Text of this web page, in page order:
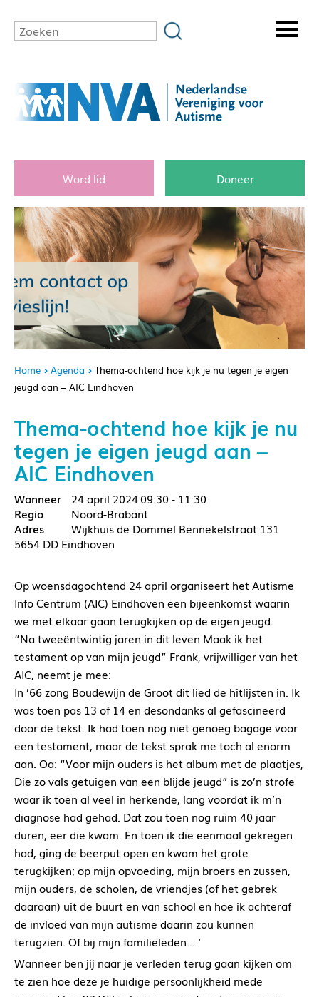
Word lid Doneer
Home Agenda
Thema-ochtend hoe kijk je nu tegen je eigen
jeugd aan – AIC Eindhoven
Thema-ochtend hoe kijk je nu
tegen je eigen jeugd aan –
AIC Eindhoven
24 april 202409:30 - 11:30
Noord-Brabant
Wijkhuis de Dommel Bennekelstraat 131
5654 DD Eindhoven
Op woensdagochtend 24 april organiseert het Autisme
Info Centrum (AIC) Eindhoven een bijeenkomst waarin
we met elkaar gaan terugkijken op de eigen jeugd.
“Na tweeëntwintig jaren in dit leven Maak ik het
testament op van mijn jeugd” Frank, vrijwilliger van het
AIC, neemt je mee:
In ’66 zong Boudewijn de Groot dit lied de hitlijsten in. Ik
was toen pas 13 of 14 en desondanks al gefascineerd
door de tekst. Ik had toen nog niet genoeg bagage voor
een testament, maar de tekst sprak me toch al enorm
aan. Oa: “Voor mijn ouders is het album met de plaatjes,
Die zo vals getuigen van een blijde jeugd” is zo’n strofe
waar ik toen al veel in herkende, lang voordat ik m’n
diagnose had gehad. Dat zou toen nog ruim 40 jaar
duren, eer die kwam. En toen ik die eenmaal gekregen
had, ging de beerput open en kwam het grote
terugkijken; op mijn opvoeding, mijn broers en zussen,
mijn ouders, de scholen, de vriendjes (of het gebrek
daaraan) uit de buurt en van school en hoe ik achteraf
de invloed van mijn autisme daarin zou kunnen
terugzien. Of bij mijn familieleden… ‘
Wanneer ben jij naar je verleden terug gaan kijken om
te zien hoe deze je huidige persoonlijkheid mede